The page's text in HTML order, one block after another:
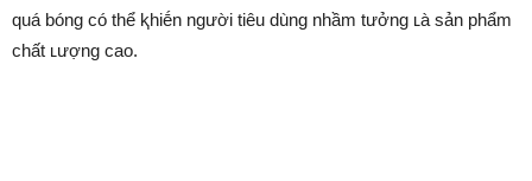
quá bóng có thể ⱪhiḗn người tiêu dùng nhầm tưởng ʟà sản phẩm
chất ʟượng cao.